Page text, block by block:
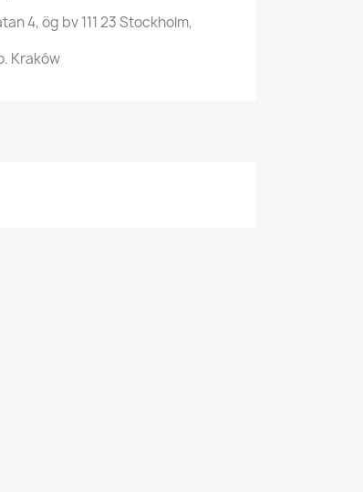
4, ög bv 111 23 Stockholm,
Kraków